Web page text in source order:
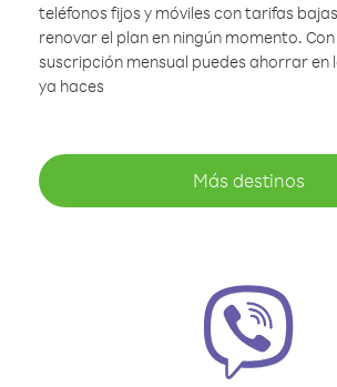
teléfonos fijos y móviles con tarifas
renovar el plan en ningún momento.
suscripción mensual puedes ahorrar en
ya haces
Más destinos